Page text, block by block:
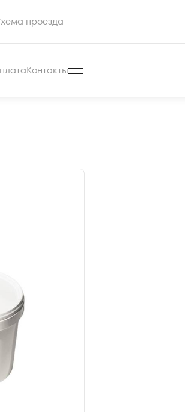
проезда
Контакты